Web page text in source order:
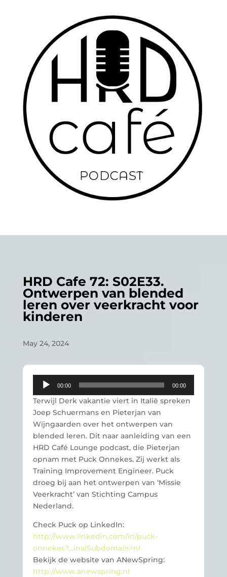
HRD Cafe 72: S02E33.
Ontwerpen van blended
leren over veerkracht voor
kinderen
May 24, 2024
Audio
00:00 00:00
Terwijl Derk vakantie viert in Italië spreken
Joep Schuermans en Pieterjan van
Wijngaarden over het ontwerpen van
blended leren. Dit naar aanleiding van een
HRD Café Lounge podcast, die Pieterjan
opnam met Puck Onnekes. Zij werkt als
Training Improvement Engineer. Puck
droeg bij aan het ontwerpen van ‘Missie
Veerkracht’ van Stichting Campus
Nederland.
Check Puck op LinkedIn:
http://www.linkedin.com/in/puck-
onnekes?…inalSubdomain=nl
Bekijk de website van ANewSpring:
http://www.anewspring.nl